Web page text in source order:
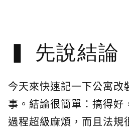
先說結論
今天來快速記一下公寓改
事。結論很簡單：搞得好
過程超級麻煩，而且法規